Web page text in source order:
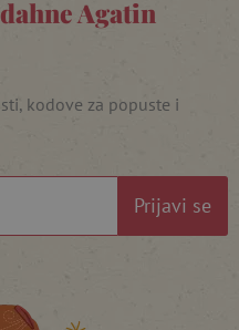
Agatin
kodove za popuste i
Prijavi se
www.agatinsvijet.hr
privatnosti